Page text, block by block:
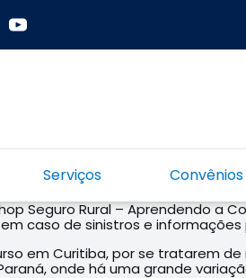
Serviços
Seguro Rural – Aprendendo a
caso de sinistros e
em Curitiba, por se tratarem
onde há uma grande